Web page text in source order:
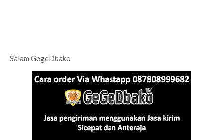
Salam GegeDbako